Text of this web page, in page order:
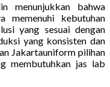
menunjukkan bahwa
memenuhi kebutuhan
yang sesuai dengan
yang konsisten dan
Jakartauniform pilihan
membutuhkan jas lab